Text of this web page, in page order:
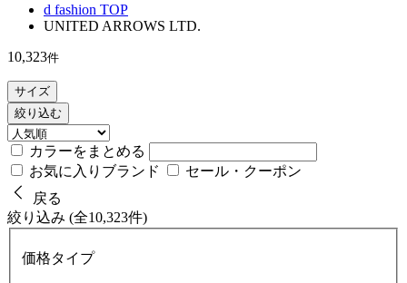
d fashion TOP
UNITED ARROWS LTD.
10,323件
サイズ
絞り込む
カラーをまとめる
お気に入りブランド
セール・クーポン
戻る
絞り込み (全10,323件)
価格タイプ